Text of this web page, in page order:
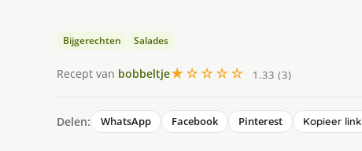
Bijgerechten Salades
Recept van bobbeltje★☆☆☆☆ 1.33 (3)
Delen: WhatsApp Facebook Pinterest Kopieer link